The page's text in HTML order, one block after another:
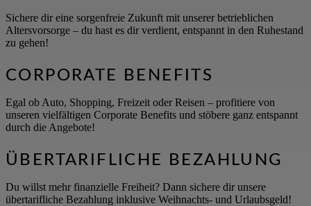
Sichere dir eine sorgenfreie Zukunft mit unserer betrieblichen
Altersvorsorge – du hast es dir verdient, entspannt in den Ruhestand
zu gehen!
CORPORATE BENEFITS
Egal ob Auto, Shopping, Freizeit oder Reisen – profitiere von
unseren vielfältigen Corporate Benefits und stöbere ganz entspannt
durch die Angebote!
ÜBERTARIFLICHE BEZAHLUNG
Du willst mehr finanzielle Freiheit? Dann sichere dir unsere
übertarifliche Bezahlung inklusive Weihnachts- und Urlaubsgeld!